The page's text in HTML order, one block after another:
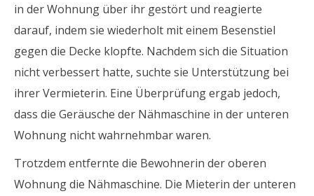
in der Wohnung über ihr gestört und reagierte
darauf, indem sie wiederholt mit einem Besenstiel
gegen die Decke klopfte. Nachdem sich die Situation
nicht verbessert hatte, suchte sie Unterstützung bei
ihrer Vermieterin. Eine Überprüfung ergab jedoch,
dass die Geräusche der Nähmaschine in der unteren
Wohnung nicht wahrnehmbar waren.
Trotzdem entfernte die Bewohnerin der oberen
Wohnung die Nähmaschine. Die Mieterin der unteren